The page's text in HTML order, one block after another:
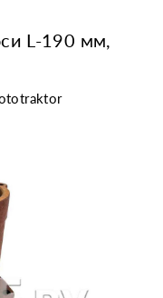
L-190 мм,